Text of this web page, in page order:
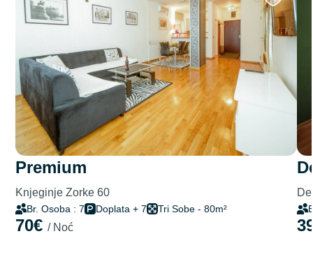
premium
Knjeginje Zorke 60
Br. Osoba : 7 Doplata + 7 Tri Sobe - 80m²
70€/ Noć